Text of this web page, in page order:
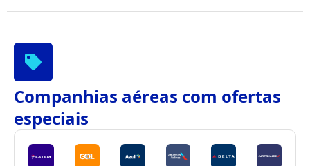
Companhias aéreas com ofertas
especiais